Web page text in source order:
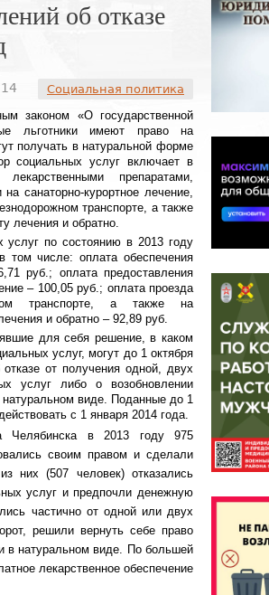
об отказе
Социальная политика
законом «О государственной
льготники имеют право на
получать в натуральной форме
социальных услуг включает в
препаратами,
санаторно-курортное лечение,
транспорте, а также
лечения и обратно.
услуг по состоянию в 2013 году
том числе: оплата обеспечения
руб.; оплата предоставления
– 100,05 руб.; оплата проезда
транспорте, а также на
и обратно – 92,89 руб.
для себя решение, в каком
услуг, могут до 1 октября
от получения одной, двух
услуг либо о возобновлении
виде. Поданные до 1
с 1 января 2014 года.
Челябинска в 2013 году 975
своим правом и сделали
них (507 человек) отказались
услуг и предпочли денежную
частично от одной или двух
решили вернуть себе право
в натуральном виде. По большей
лекарственное обеспечение